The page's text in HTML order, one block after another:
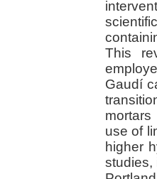
This
Gaudí
use of
higher
studies,